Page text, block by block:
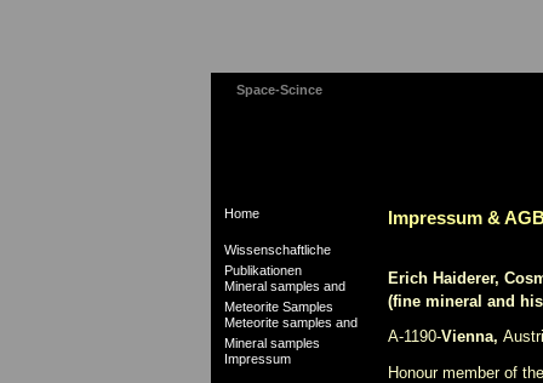
Space-Scince
Home
Wissenschaftliche
Publikationen
Mineral samples and
Meteorite Samples
Meteorite samples and
Mineral samples
Impressum
Impressum &
Erich Haiderer,
(fine mineral and
A-1190-Vienna,
Honour member of the